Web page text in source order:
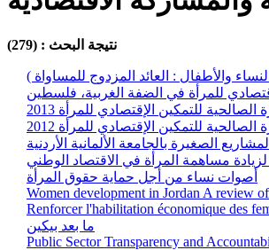
نتيجة البحث : (279)
الصالحية للتمكين الإقتصادي للمرأة 2013
الصالحية للتمكين الإقتصادي للمرأة 2012
الصغيرة بالجامعة الألمانية الأردنية
مساهمة المرأة في الاقتصاد الوطني
أصوات نساء من أجل حماية حقوق المرأة
Women development in Jordan A review
Renforcer l'habilitation économique des
ما بعد بيكين
Public Sector Transparency and